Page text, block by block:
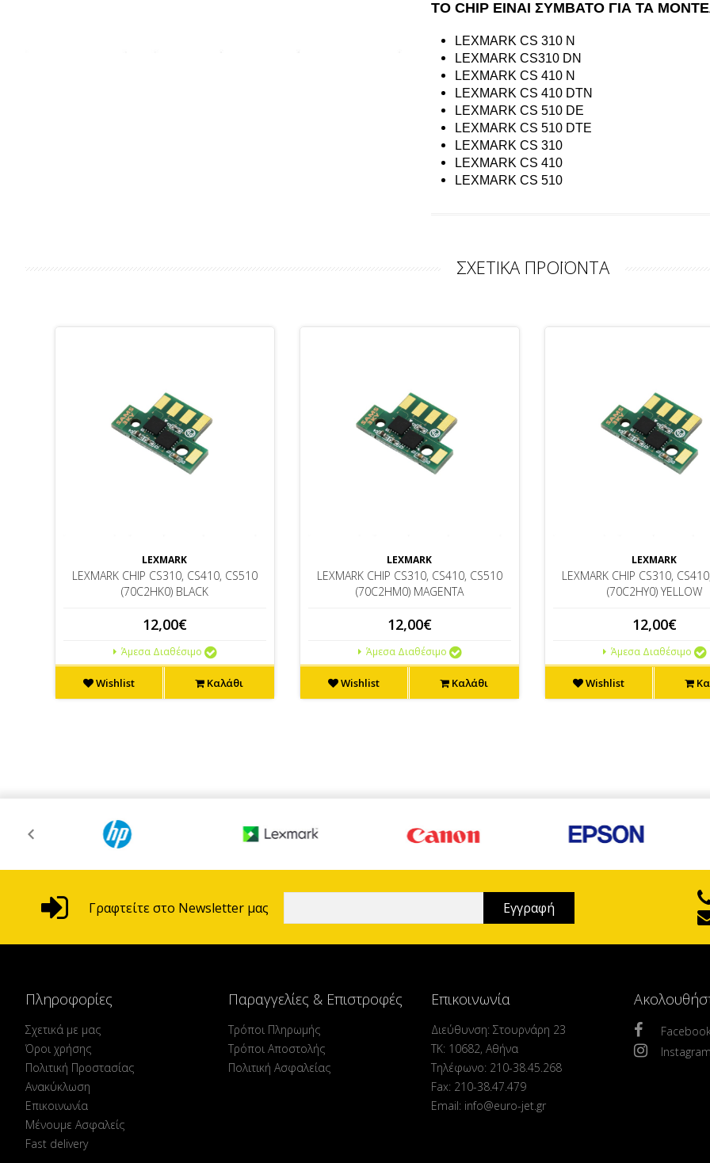
ΤΟ CHIP ΕΙΝΑΙ ΣΥΜΒΑΤΟ ΓΙΑ ΤΑ
LEXMARK CS 310 N
LEXMARK CS310 DN
LEXMARK CS 410 N
LEXMARK CS 410 DTN
LEXMARK CS 510 DE
LEXMARK CS 510 DTE
LEXMARK CS 310
LEXMARK CS 410
LEXMARK CS 510
ΣΧΕΤΙΚΑ ΠΡΟΪΟΝΤΑ
LEXMARK
LEXMARK CHIP CS310, CS410, CS510
(70C2HK0) BLACK
12,00€
Άμεσα Διαθέσιμο
Wishlist Καλάθι
LEXMARK
LEXMARK CHIP CS310, CS410, CS510
(70C2HM0) MAGENTA
12,00€
Άμεσα Διαθέσιμο
Wishlist Καλάθι
LEXMARK
LEXMARK CHIP CS310,
(70C2HY0) YELLOW
12,00€
Άμεσα Διαθέσιμο
Wishlist
Γραφτείτε στο Newsletter μας
Πληροφορίες
Σχετικά με μας
Όροι χρήσης
Πολιτική Προστασίας
Ανακύκλωση
Επικοινωνία
Μένουμε Ασφαλείς
Fast delivery
Παραγγελίες & Επιστροφές
Τρόποι Πληρωμής
Τρόποι Αποστολής
Πολιτική Ασφαλείας
Επικοινωνία
Διεύθυνση: Στουρνάρη 23
ΤΚ: 10682, Αθήνα
Τηλέφωνο: 210-38.45.268
Fax: 210-38.47.479
Email: info@euro-jet.gr
Instagram